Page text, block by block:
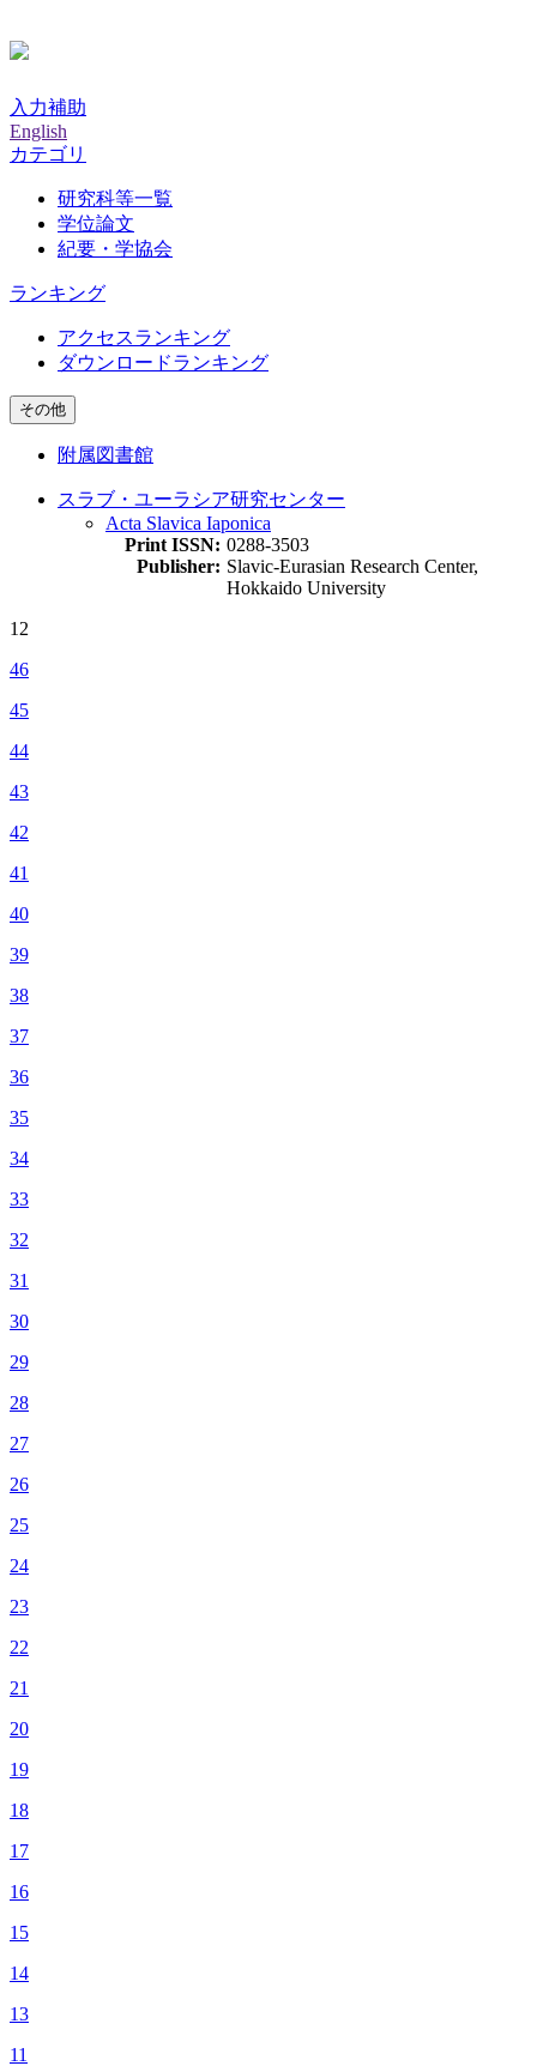
入力補助
English
カテゴリ
研究科等一覧
学位論文
紀要・学協会
ランキング
アクセスランキング
ダウンロードランキング
その他
附属図書館
スラブ・ユーラシア研究センター
Acta Slavica Iaponica
Print ISSN: 0288-3503
Publisher: Slavic-Eurasian Research Center,
Hokkaido University
12
46
45
44
43
42
41
40
39
38
37
36
35
34
33
32
31
30
29
28
27
26
25
24
23
22
21
20
19
18
17
16
15
14
13
11